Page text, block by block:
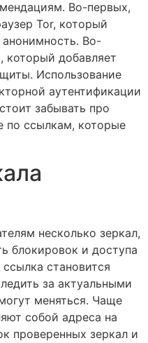
Во-первых,
Tor, который
Во-
который добавляет
Использование
аутентификации
забывать про
по ссылкам, которые
несколько зеркал,
блокировок и доступа
становится
за актуальными
меняться. Чаще
собой адреса на
проверенных зеркал и